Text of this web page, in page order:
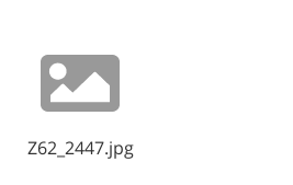
Z62_2447.jpg